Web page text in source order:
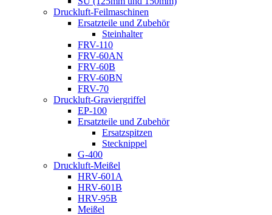
Druckluft-Feilmaschinen
Ersatzteile und Zubehör
Steinhalter
FRV-110
FRV-60AN
FRV-60B
FRV-60BN
FRV-70
Druckluft-Graviergriffel
EP-100
Ersatzteile und Zubehör
Ersatzspitzen
Stecknippel
G-400
Druckluft-Meißel
HRV-601A
HRV-601B
HRV-95B
Meißel